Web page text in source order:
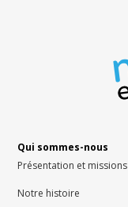
Qui sommes-nous
Présentation et missions
Notre histoire